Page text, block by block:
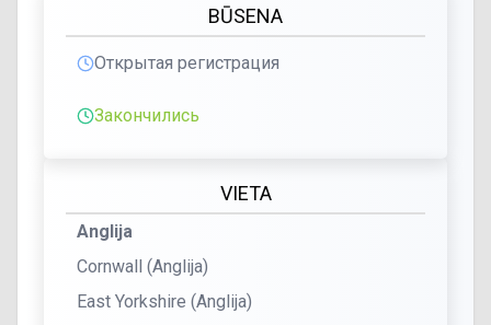
BŪSENA
Открытая регистрация
Закончились
VIETA
Anglija
Cornwall (Anglija)
East Yorkshire (Anglija)